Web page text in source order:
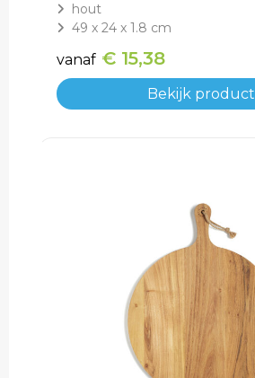
hout
49 x 24 x 1.8 cm
vanaf € 15,38
Bekijk product